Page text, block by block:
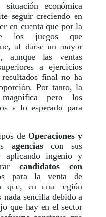
económica
seguir creciendo en
en cuenta que por la
los juegos que
al darse un mayor
aunque las ventas
a ejercicios
final no ha
Por tanto, la
pero los
a lo esperado para
de Operaciones y
agenciascon sus
aplicando ingenio y
candidatos con
para la venta de
que, en una región
sencilla debido a
que hay en el sector